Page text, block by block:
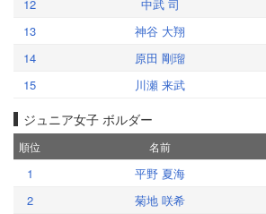
12
中武 司
13
神谷 大翔
14
原田 剛瑠
15
川瀬 来武
ジュニア女子 ボルダー
順位 名前
1 平野 夏海
2
菊地 咲希